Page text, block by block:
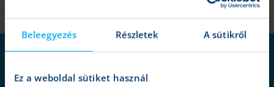
Beleegyezés Részletek A sütikről
Ez a weboldal sütiket használ
szolgáltatások